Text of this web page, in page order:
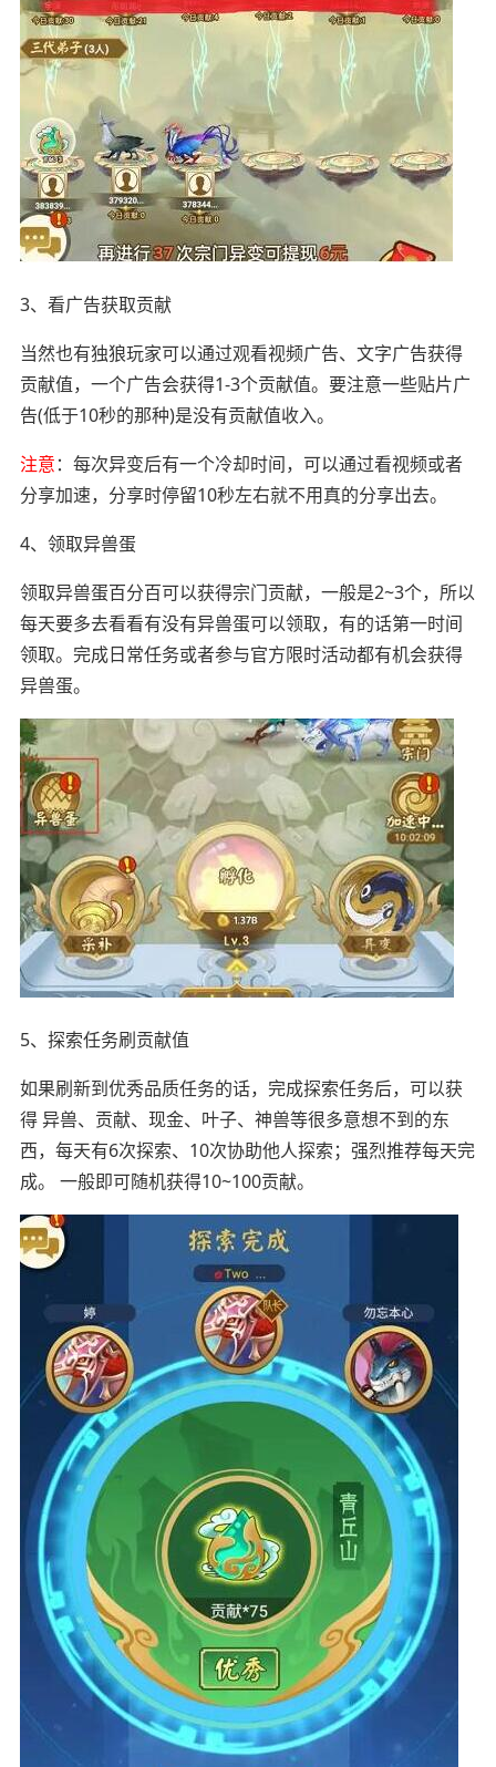
3、看广告获取贡献
当然也有独狼玩家可以通过观看视频广告、文字广告获得
贡献值，一个广告会获得1-3个贡献值。要注意一些贴片广
告(低于10秒的那种)是没有贡献值收入。
注意：每次异变后有一个冷却时间，可以通过看视频或者
分享加速，分享时停留10秒左右就不用真的分享出去。
4、领取异兽蛋
领取异兽蛋百分百可以获得宗门贡献，一般是2~3个，所以
每天要多去看看有没有异兽蛋可以领取，有的话第一时间
领取。完成日常任务或者参与官方限时活动都有机会获得
异兽蛋。
5、探索任务刷贡献值
如果刷新到优秀品质任务的话，完成探索任务后，可以获
得 异兽、贡献、现金、叶子、神兽等很多意想不到的东
西，每天有6次探索、10次协助他人探索；强烈推荐每天完
成。 一般即可随机获得10~100贡献。